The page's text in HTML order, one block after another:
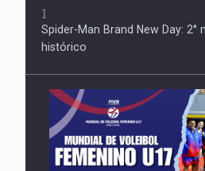
1
Spider-Man Brand New Day: 2°
histórico